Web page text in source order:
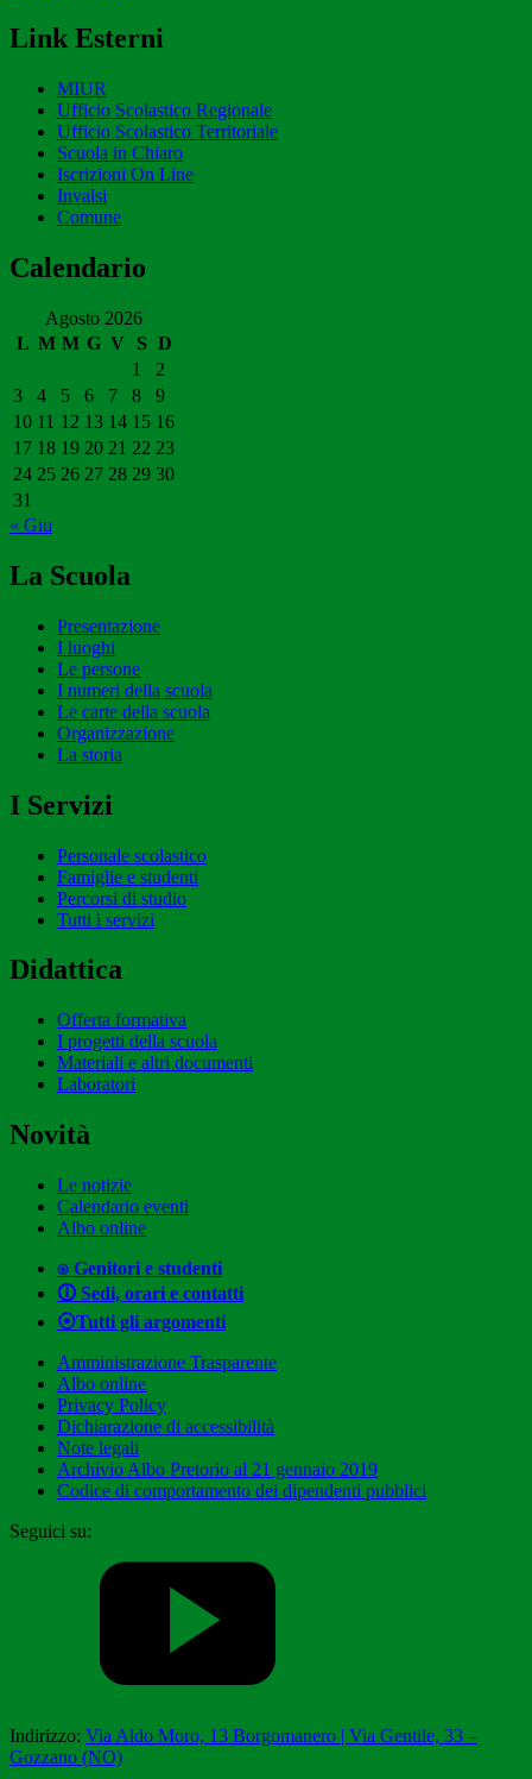
Link Esterni
MIUR
Ufficio Scolastico Regionale
Ufficio Scolastico Territoriale
Scuola in Chiaro
Iscrizioni On Line
Invalsi
Comune
Calendario
Agosto 2026
L M M G V S D
1
2
3
4 5 6 7 8
9
10 11 12 13 14 15 16
17 18 19 20 21 22 23
24 25 26 27 28 29 30
31
« Giu
La Scuola
Presentazione
I luoghi
Le persone
I numeri della scuola
Le carte della scuola
Organizzazione
La storia
I Servizi
Personale scolastico
Famiglie e studenti
Percorsi di studio
Tutti i servizi
Didattica
Offerta formativa
I progetti della scuola
Materiali e altri documenti
Laboratori
Novità
Le notizie
Calendario eventi
Albo online
⍟ Genitori e studenti
🛈 Sedi, orari e contatti
⦿Tutti gli argomenti
Amministrazione Trasparente
Albo online
Privacy Policy
Dichiarazione di accessibilità
Note legali
Archivio Albo Pretorio al 21 gennaio 2019
Codice di comportamento dei dipendenti pubblici
Seguici su:
Indirizzo: Via Aldo Moro, 13 Borgomanero | Via Gentile, 33 –
Gozzano (NO)